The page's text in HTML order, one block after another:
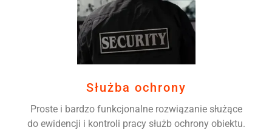
Służba ochrony
Proste i bardzo funkcjonalne rozwiązanie służące
do ewidencji i kontroli pracy służb ochrony obiektu.